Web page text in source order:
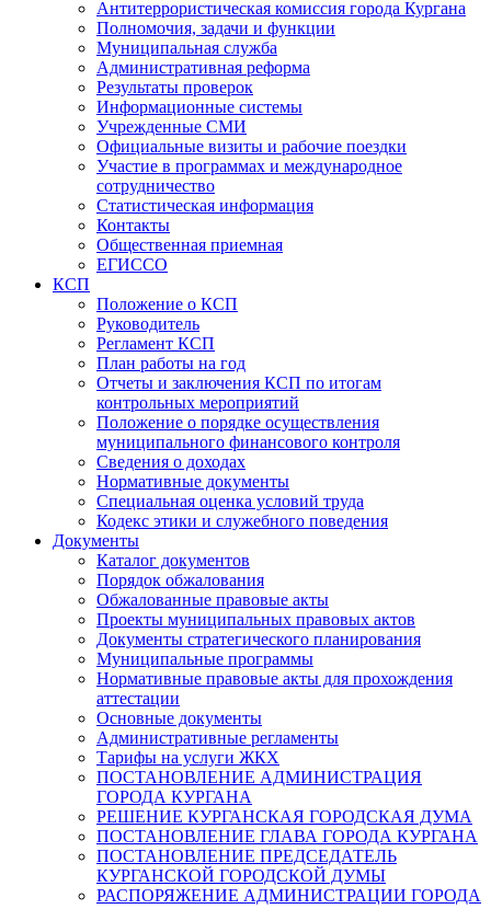
Антитеррористическая комиссия города Кургана
Полномочия, задачи и функции
Муниципальная служба
Административная реформа
Результаты проверок
Информационные системы
Учрежденные СМИ
Официальные визиты и рабочие поездки
Участие в программах и международное
сотрудничество
Статистическая информация
Контакты
Общественная приемная
ЕГИССО
КСП
Положение о КСП
Руководитель
Регламент КСП
План работы на год
Отчеты и заключения КСП по итогам
контрольных мероприятий
Положение о порядке осуществления
муниципального финансового контроля
Сведения о доходах
Нормативные документы
Специальная оценка условий труда
Кодекс этики и служебного поведения
Документы
Каталог документов
Порядок обжалования
Обжалованные правовые акты
Проекты муниципальных правовых актов
Документы стратегического планирования
Муниципальные программы
Нормативные правовые акты для прохождения
аттестации
Основные документы
Административные регламенты
Тарифы на услуги ЖКХ
ПОСТАНОВЛЕНИЕ АДМИНИСТРАЦИЯ
ГОРОДА КУРГАНА
РЕШЕНИЕ КУРГАНСКАЯ ГОРОДСКАЯ ДУМА
ПОСТАНОВЛЕНИЕ ГЛАВА ГОРОДА КУРГАНА
ПОСТАНОВЛЕНИЕ ПРЕДСЕДАТЕЛЬ
КУРГАНСКОЙ ГОРОДСКОЙ ДУМЫ
РАСПОРЯЖЕНИЕ АДМИНИСТРАЦИИ ГОРОДА